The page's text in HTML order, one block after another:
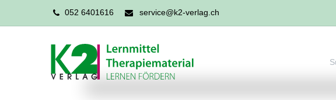
052 6401616 service@k2-verlag.ch